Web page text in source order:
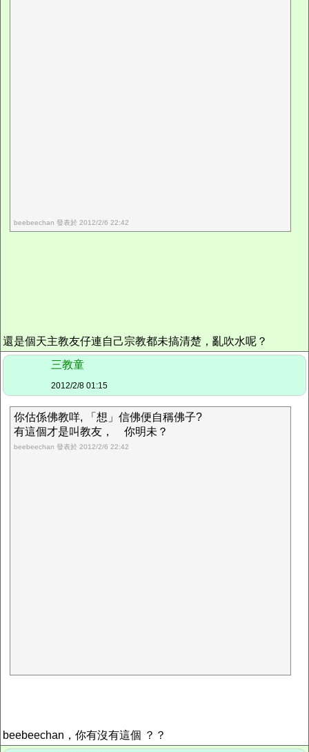
beebeechan 發表於 2012/2/6 22:42
還是個天主教友仔連自己宗教都未搞清楚，亂吹水呢？
三教童
2012/2/8 01:15
你估係佛教咩, 「想」信佛便自稱佛子?
有這個才是叫教友， 你明未？
beebeechan 發表於 2012/2/6 22:42
beebeechan，你有沒有這個 ？？